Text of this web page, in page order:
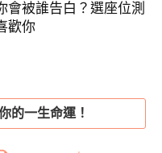
會被誰告白？選座位測
歡你